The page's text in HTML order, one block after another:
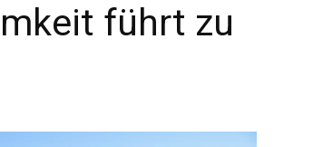
führt zu